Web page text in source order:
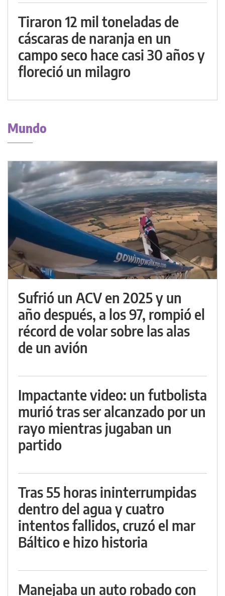
Tiraron 12 mil toneladas de
cáscaras de naranja en un
campo seco hace casi 30 años y
floreció un milagro
Mundo
Sufrió un ACV en 2025 y un
año después, a los 97, rompió el
récord de volar sobre las alas
de un avión
Impactante video: un futbolista
murió tras ser alcanzado por un
rayo mientras jugaban un
partido
Tras 55 horas ininterrumpidas
dentro del agua y cuatro
intentos fallidos, cruzó el mar
Báltico e hizo historia
Manejaba un auto robado con